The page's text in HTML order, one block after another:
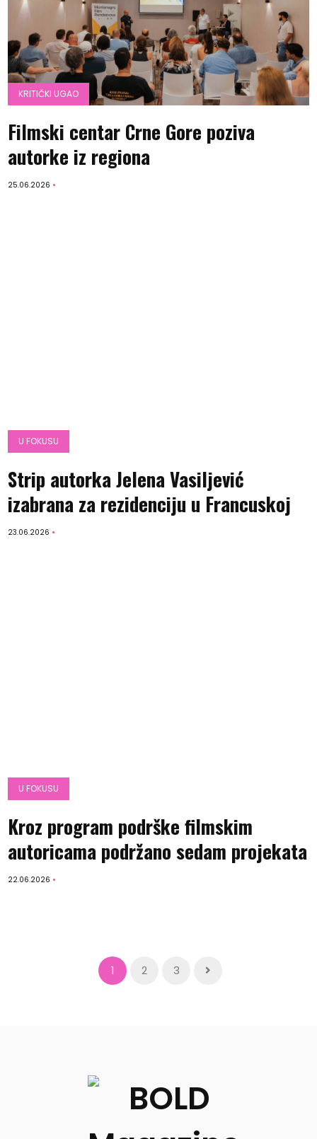
KRITIČKI UGAO
Filmski centar Crne Gore poziva
autorke iz regiona
25.06.2026
U FOKUSU
Strip autorka Jelena Vasiljević
izabrana za rezidenciju u Francuskoj
23.06.2026
U FOKUSU
Kroz program podrške filmskim
autoricama podržano sedam projekata
22.06.2026
1 2 3